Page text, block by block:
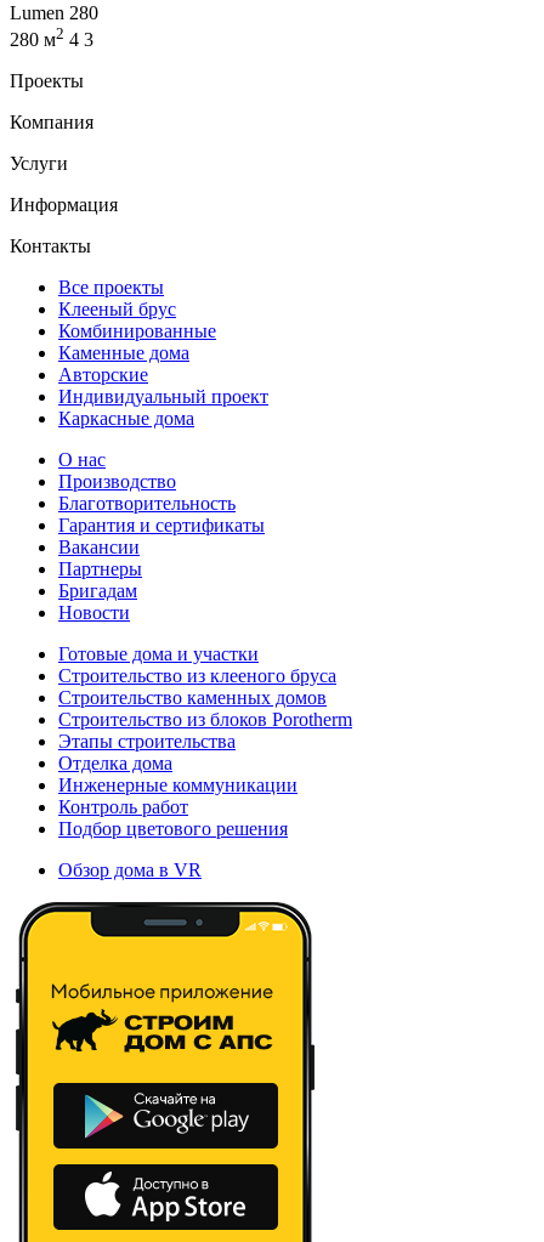
Lumen 280
280 м2 4 3
Проекты
Компания
Услуги
Информация
Контакты
Все проекты
Клееный брус
Комбинированные
Каменные дома
Авторские
Индивидуальный проект
Каркасные дома
О нас
Производство
Благотворительность
Гарантия и сертификаты
Вакансии
Партнеры
Бригадам
Новости
Готовые дома и участки
Строительство из клееного бруса
Строительство каменных домов
Строительство из блоков Porotherm
Этапы строительства
Отделка дома
Инженерные коммуникации
Контроль работ
Подбор цветового решения
Обзор дома в VR